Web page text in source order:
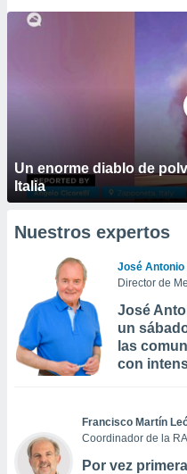
Un enorme diablo de
Italia
Nuestros expertos
José Antonio
Director de
José
un
las
con
Francisco Martín
Coordinador de la
Por vez